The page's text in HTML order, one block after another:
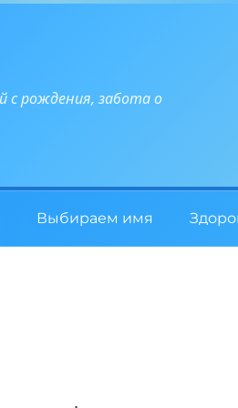
с рождения, забота о
Выбираем имя